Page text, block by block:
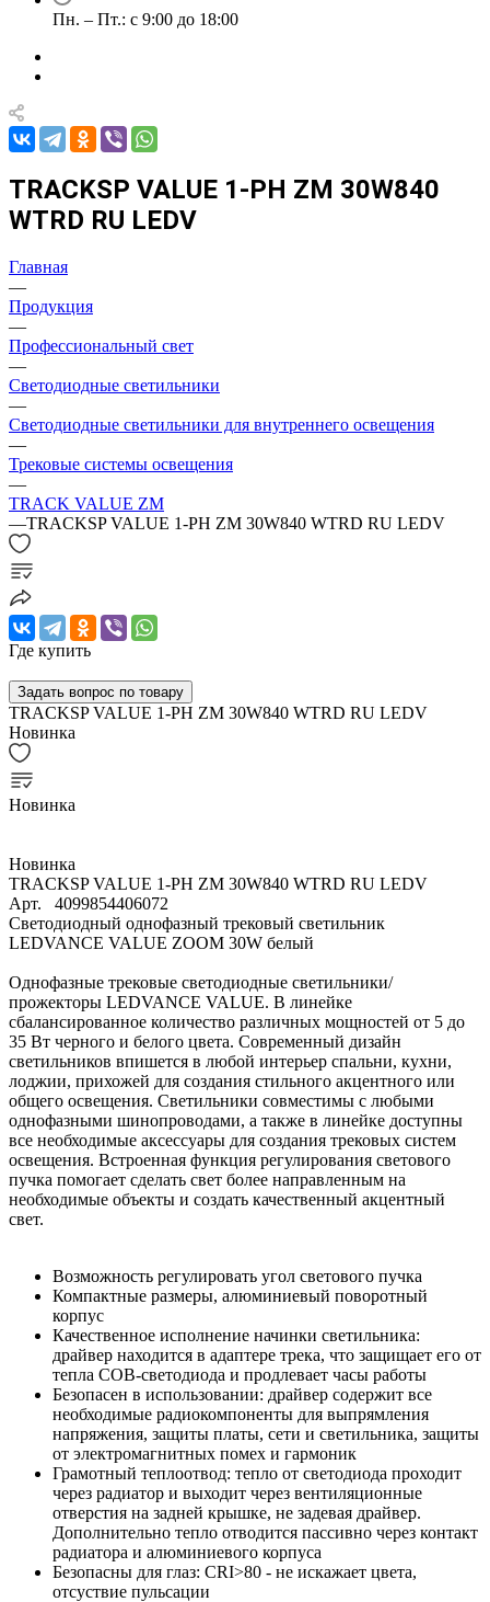
Пн. – Пт.: с 9:00 до 18:00
TRACKSP VALUE 1-PH ZM 30W840
WTRD RU LEDV
Главная
—
Продукция
—
Профессиональный свет
—
Светодиодные светильники
—
Светодиодные светильники для внутреннего освещения
—
Трековые системы освещения
—
TRACK VALUE ZM
—TRACKSP VALUE 1-PH ZM 30W840 WTRD RU LEDV
Где купить
Задать вопрос по товару
TRACKSP VALUE 1-PH ZM 30W840 WTRD RU LEDV
Новинка
Новинка
Новинка
TRACKSP VALUE 1-PH ZM 30W840 WTRD RU LEDV
Арт.
4099854406072
Светодиодный однофазный трековый светильник
LEDVANCE VALUE ZOOM 30W белый
Однофазные трековые светодиодные светильники/
прожекторы LEDVANCE VALUE. В линейке
сбалансированное количество различных мощностей от 5 до
35 Вт черного и белого цвета. Современный дизайн
светильников впишется в любой интерьер спальни, кухни,
лоджии, прихожей для создания стильного акцентного или
общего освещения. Светильники совместимы с любыми
однофазными шинопроводами, а также в линейке доступны
все необходимые аксессуары для создания трековых систем
освещения. Встроенная функция регулирования светового
пучка помогает сделать свет более направленным на
необходимые объекты и создать качественный акцентный
свет.
Возможность регулировать угол светового пучка
Компактные размеры, алюминиевый поворотный
корпус
Качественное исполнение начинки светильника:
драйвер находится в адаптере трека, что защищает его от
тепла COB-светодиода и продлевает часы работы
Безопасен в использовании: драйвер содержит все
необходимые радиокомпоненты для выпрямления
напряжения, защиты платы, сети и светильника, защиты
от электромагнитных помех и гармоник
Грамотный теплоотвод: тепло от светодиода проходит
через радиатор и выходит через вентиляционные
отверстия на задней крышке, не задевая драйвер.
Дополнительно тепло отводится пассивно через контакт
радиатора и алюминиевого корпуса
Безопасны для глаз: CRI>80 - не искажает цвета,
отсуствие пульсации